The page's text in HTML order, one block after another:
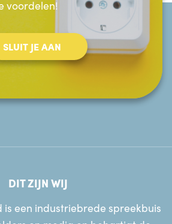
voordelen!
SLUIT JE AAN
DIT ZIJN WIJ
is een industriebrede spreekbuis